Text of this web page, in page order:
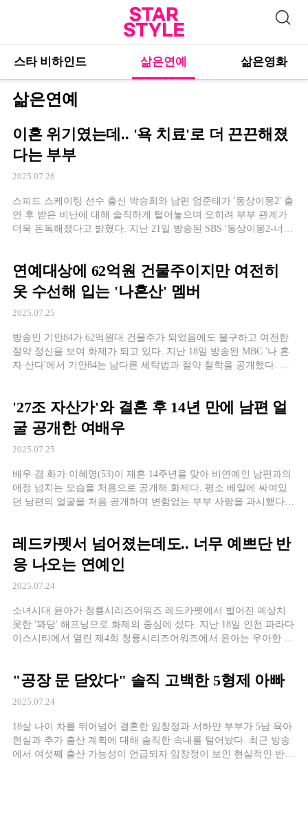
스타 비하인드 삶은연예 삶은영화
삶은연예
이혼 위기였는데.. '욕 치료'로 더 끈끈해졌
다는 부부
2025.07.26
스피드 스케이팅 선수 출신 박승희와 남편 엄준태가 '동상이몽2' 출
연 후 받은 비난에 대해 솔직하게 털어놓으며 오히려 부부 관계가
더욱 돈독해졌다고 밝혔다. 지난 21일 방송된 SBS '동상이몽2-너는
당시 상황을 회상했다. 이
연예대상에 62억원 건물주이지만 여전히
옷 수선해 입는 '나혼산' 멤버
2025.07.25
방송인 기안84가 62억원대 건물주가 되었음에도 불구하고 여전한
절약 정신을 보여 화제가 되고 있다. 지난 18일 방송된 MBC '나 혼
자 산다'에서 기안84는 남다른 세탁법과 절약 철학을 공개했다. 그
철학 69억원대 추정가의
'27조 자산가'와 결혼 후 14년 만에 남편 얼
굴 공개한 여배우
2025.07.25
배우 겸 화가 이혜영(53)이 재혼 14주년을 맞아 비연예인 남편과의
애정 넘치는 모습을 처음으로 공개해 화제다. 평소 베일에 싸여있
던 남편의 얼굴을 처음 공개하며 변함없는 부부 사랑을 과시했다.
상 속에서 두 사람은
레드카펫서 넘어졌는데도.. 너무 예쁘단 반
응 나오는 연예인
2025.07.24
소녀시대 윤아가 청룡시리즈어워즈 레드카펫에서 벌어진 예상치
못한 '꽈당' 해프닝으로 화제의 중심에 섰다. 지난 18일 인천 파라다
이스시티에서 열린 제4회 청룡시리즈어워즈에서 윤아는 우아한 드
은 프로다운 대처 다행히 크게 다치지 않은
"공장 문 닫았다" 솔직 고백한 5형제 아빠
2025.07.24
18살 나이 차를 뛰어넘어 결혼한 임창정과 서하얀 부부가 5남 육아
현실과 추가 출산 계획에 대해 솔직한 속내를 털어놨다. 최근 방송
에서 여섯째 출산 가능성이 언급되자 임창정이 보인 현실적인 반응